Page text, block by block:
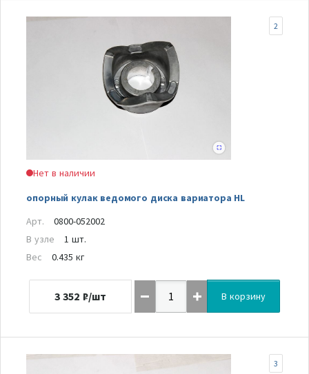
Нет в наличии
опорный кулак ведомого диска вариатора HL
2
Арт.
0800-052002
В узле
1 шт.
Вес
0.435 кг
3 352 ₽/шт В корзину
3